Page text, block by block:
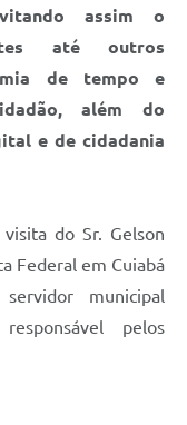
assim o
até outros
de tempo e
além do
e de cidadania
do Sr. Gelson
Federal em Cuiabá
municipal
pelos